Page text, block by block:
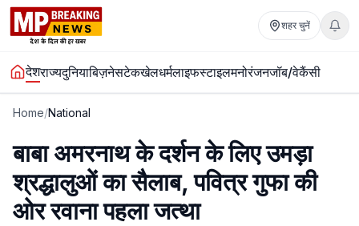
शहर चुनें
देशराज्यदुनियाबिज़नेसटेकखेलधर्मलाइफस्टाइलमनोरंजनजॉब/वेकैंसी
Home/National
बाबा अमरनाथ के दर्शन के लिए उमड़ा
श्रद्धालुओं का सैलाब, पवित्र गुफा की
ओर रवाना पहला जत्था